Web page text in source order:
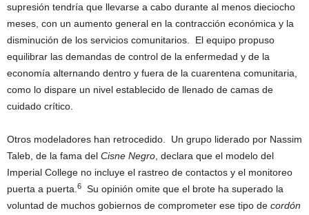
supresión tendría que llevarse a cabo durante al menos dieciocho
meses, con un aumento general en la contracción económica y la
disminución de los servicios comunitarios. El equipo propuso
equilibrar las demandas de control de la enfermedad y de la
economía alternando dentro y fuera de la cuarentena comunitaria,
como lo dispare un nivel establecido de llenado de camas de
cuidado crítico.
Otros modeladores han retrocedido. Un grupo liderado por Nassim
Taleb, de la fama del Cisne Negro , declara que el modelo del
Imperial College no incluye el rastreo de contactos y el monitoreo
puerta a puerta. 6
Su opinión omite que el brote ha superado la
voluntad de muchos gobiernos de comprometer ese tipo de cordón